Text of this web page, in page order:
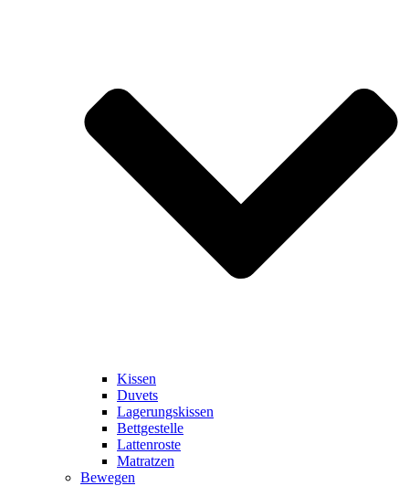
Kissen
Duvets
Lagerungskissen
Bettgestelle
Lattenroste
Matratzen
Bewegen